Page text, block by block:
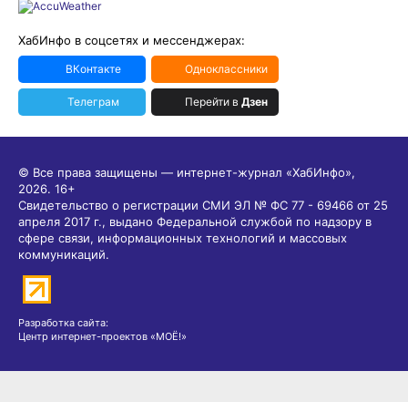
ХабИнфо в соцсетях и мессенджерах:
ВКонтакте Одноклассники
Телеграм Перейти в Дзен
© Все права защищены — интернет-журнал «ХабИнфо»,
2026. 16+
Свидетельство о регистрации СМИ ЭЛ № ФС 77 - 69466 от 25
апреля 2017 г., выдано Федеральной службой по надзору в
сфере связи, информационных технологий и массовых
коммуникаций.
Разработка сайта:
Центр интернет-проектов «МОЁ!»